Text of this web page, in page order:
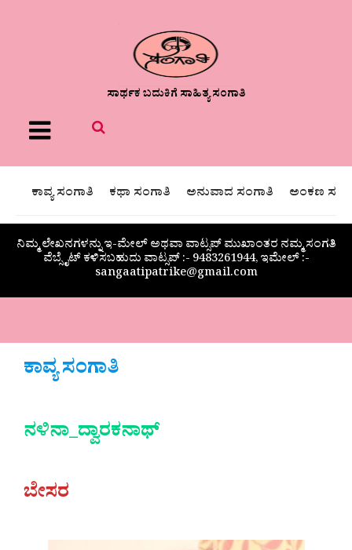
ಸಾರ್ಥಕ ಬದುಕಿಗೆ ಸಾಹಿತ್ಯ ಸಂಗಾತಿ
Menu
ಕಾವ್ಯ ಸಂಗಾತಿ ಕಥಾ ಸಂಗಾತಿ ಅನುವಾದ ಸಂಗಾತಿ ಅಂಕಣ
ನಿಮ್ಮ ಲೇಖನಗಳನ್ನು ಇ-ಮೇಲ್ ಅಥವಾ ವಾಟ್ಸಪ್ ಮುಖಾಂತರ ನಮ್ಮ ಸಂಗತಿ
ವೆಬ್ಸೈಟ್ ಕಳಿಸಬಹುದು ವಾಟ್ಸಪ್‌ :- 9483261944, ಇಮೇಲ್ :-
sangaatipatrike@gmail.com
ಕಾವ್ಯ ಸಂಗಾತಿ
ನಳಿನಾ_ದ್ವಾರಕನಾಥ್
ಬೇಸರ